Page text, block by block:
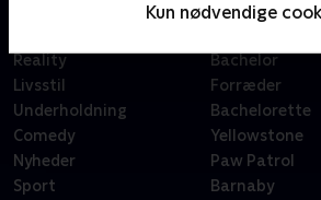
Kun nødvendige
Reality
Livsstil
Underholdning
Comedy
Nyheder
Sport
Bachelor
Forræder
Bachelorette
Yellowstone
Paw Patrol
Barnaby